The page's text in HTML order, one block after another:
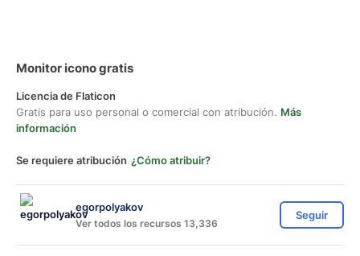
Monitor icono gratis
Licencia de Flaticon
Gratis para uso personal o comercial con atribución. Más
información
Se requiere atribución ¿Cómo atribuir?
egorpolyakov
Ver todos los recursos 13,336
Seguir